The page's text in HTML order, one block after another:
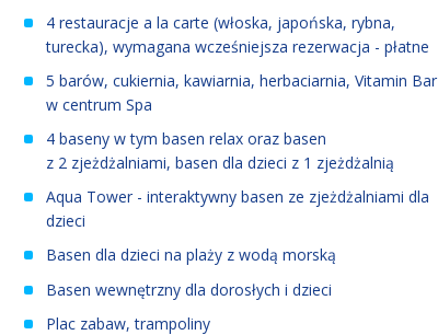
4 restauracje a la carte (włoska, japońska, rybna,
turecka), wymagana wcześniejsza rezerwacja - płatne
5 barów, cukiernia, kawiarnia, herbaciarnia, Vitamin Bar
w centrum Spa
4 baseny w tym basen relax oraz basen
z 2 zjeżdżalniami, basen dla dzieci z 1 zjeżdżalnią
Aqua Tower - interaktywny basen ze zjeżdżalniami dla
dzieci
Basen dla dzieci na plaży z wodą morską
Basen wewnętrzny dla dorosłych i dzieci
Plac zabaw, trampoliny